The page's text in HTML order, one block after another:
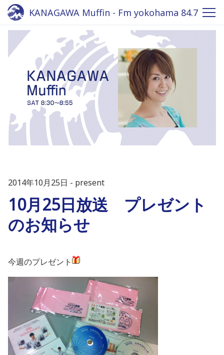
KANAGAWA Muffin - Fm yokohama 84.7
2014年10月25日 present
10月25日放送 プレゼント
のお知らせ
今週のプレゼント